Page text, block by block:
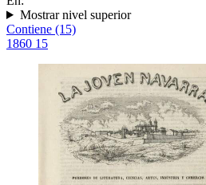
Mostrar nivel superior
Contiene (15)
1860 15